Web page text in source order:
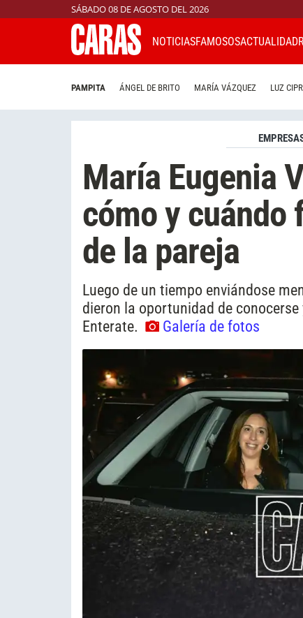
SÁBADO 08 DE AGOSTO DEL 2026
NOTICIASFAMOSOSACTUALIDAD
PAMPITA ÁNGEL DE BRITO MARÍA VÁZQUEZ LUZ
María Eugenia
cómo y cuándo
de la pareja
Luego de un tiempo enviándose
dieron la oportunidad de
Enterate.
Galería de fotos